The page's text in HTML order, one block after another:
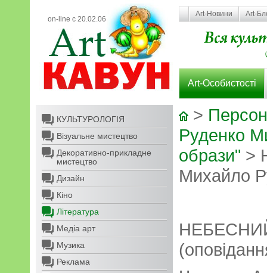
on-line с 20.02.06
Art-Новини Art-
Art-Особистості
КУЛЬТУРОЛОГІЯ
Візуальне мистецтво
Декоративно-прикладне
мистецтво
Дизайн
Кіно
Література
Медіа арт
Музика
Реклама
>
Руденко
образи" >
Михайло